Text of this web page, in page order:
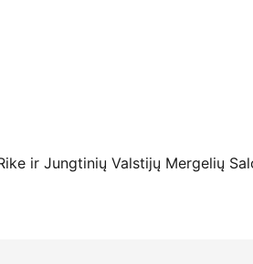
ir Jungtinių Valstijų Mergelių